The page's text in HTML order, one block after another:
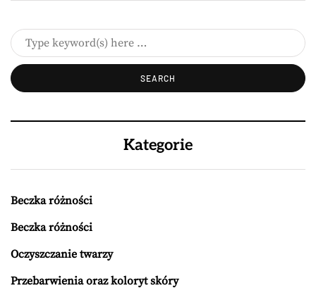
Kategorie
Beczka różności
Beczka różności
Oczyszczanie twarzy
Przebarwienia oraz koloryt skóry